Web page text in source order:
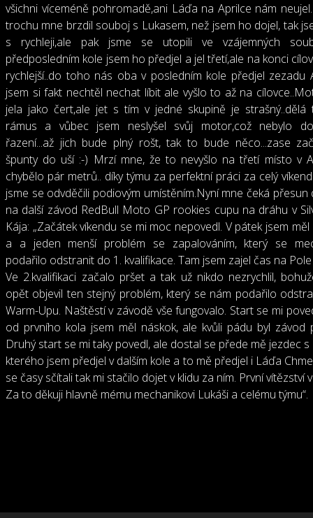
všichni víceméně pohromadě,ani Láďa na Aprilce nám
trochu mne brzdil souboj s Lukasem, než jsem ho dojel, tak
s rychleji,ale pak jsme se utopili ve vzájemných
předposledním kole jsem ho předjel a jel třetí,ale na konci
rychlejší..do toho nás oba v posledním kole předjel zezadu
jsem si fakt nechtěl nechat líbit ale vyšlo to až na
jela jako čert,ale jet s tím v jedné skupině je strašný..dělá
rámus a vůbec jsem neslyšel svůj motor,což nebylo
řazení...až jich bude plný rošt, tak to bude něco...zase
špunty do uší :-) Mrzí mne, že to nevyšlo na třetí místo v
chybělo pár metrů.. díky týmu za perfektní práci za celý
jsme se odvděčili podiovým umístěním.Nyní mne čeká přesun
na další závod RedBull Moto GP rookies cupu na dráhu v
Kája: „Začátek víkendu se mi moc nepovedl. V pátek jsem
a a jeden menší problém se zapalováním, který se
podařilo odstranit do 1. kvalifikace. Tam jsem zajel čas na
Ve 2.kvalifikaci začalo pršet a tak už nikdo nezrychlil,
opět objevil ten stejný problém, který se nám podařilo
Warm-Upu. Naštěstí v závodě vše fungovalo. Start se mi
od prvního kola jsem měl náskok, ale kvůli pádu byl závod
Druhý start se mi taky povedl, ale dostal se přede mě jezdec s
kterého jsem předjel v dalším kole a to mě předjel i Láďa
se časy sčítali tak mi stačilo dojet v klidu za ním. První vítězství
Za to děkuji hlavně mému mechanikovi Lukáši a celému týmu“.